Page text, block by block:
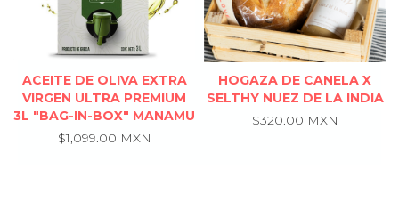
ACEITE DE OLIVA EXTRA
VIRGEN ULTRA PREMIUM
3L ″BAG-IN-BOX″ MANAMU
$1,099.00 MXN
HOGAZA DE CANELA X
SELTHY NUEZ DE LA INDIA
$320.00 MXN